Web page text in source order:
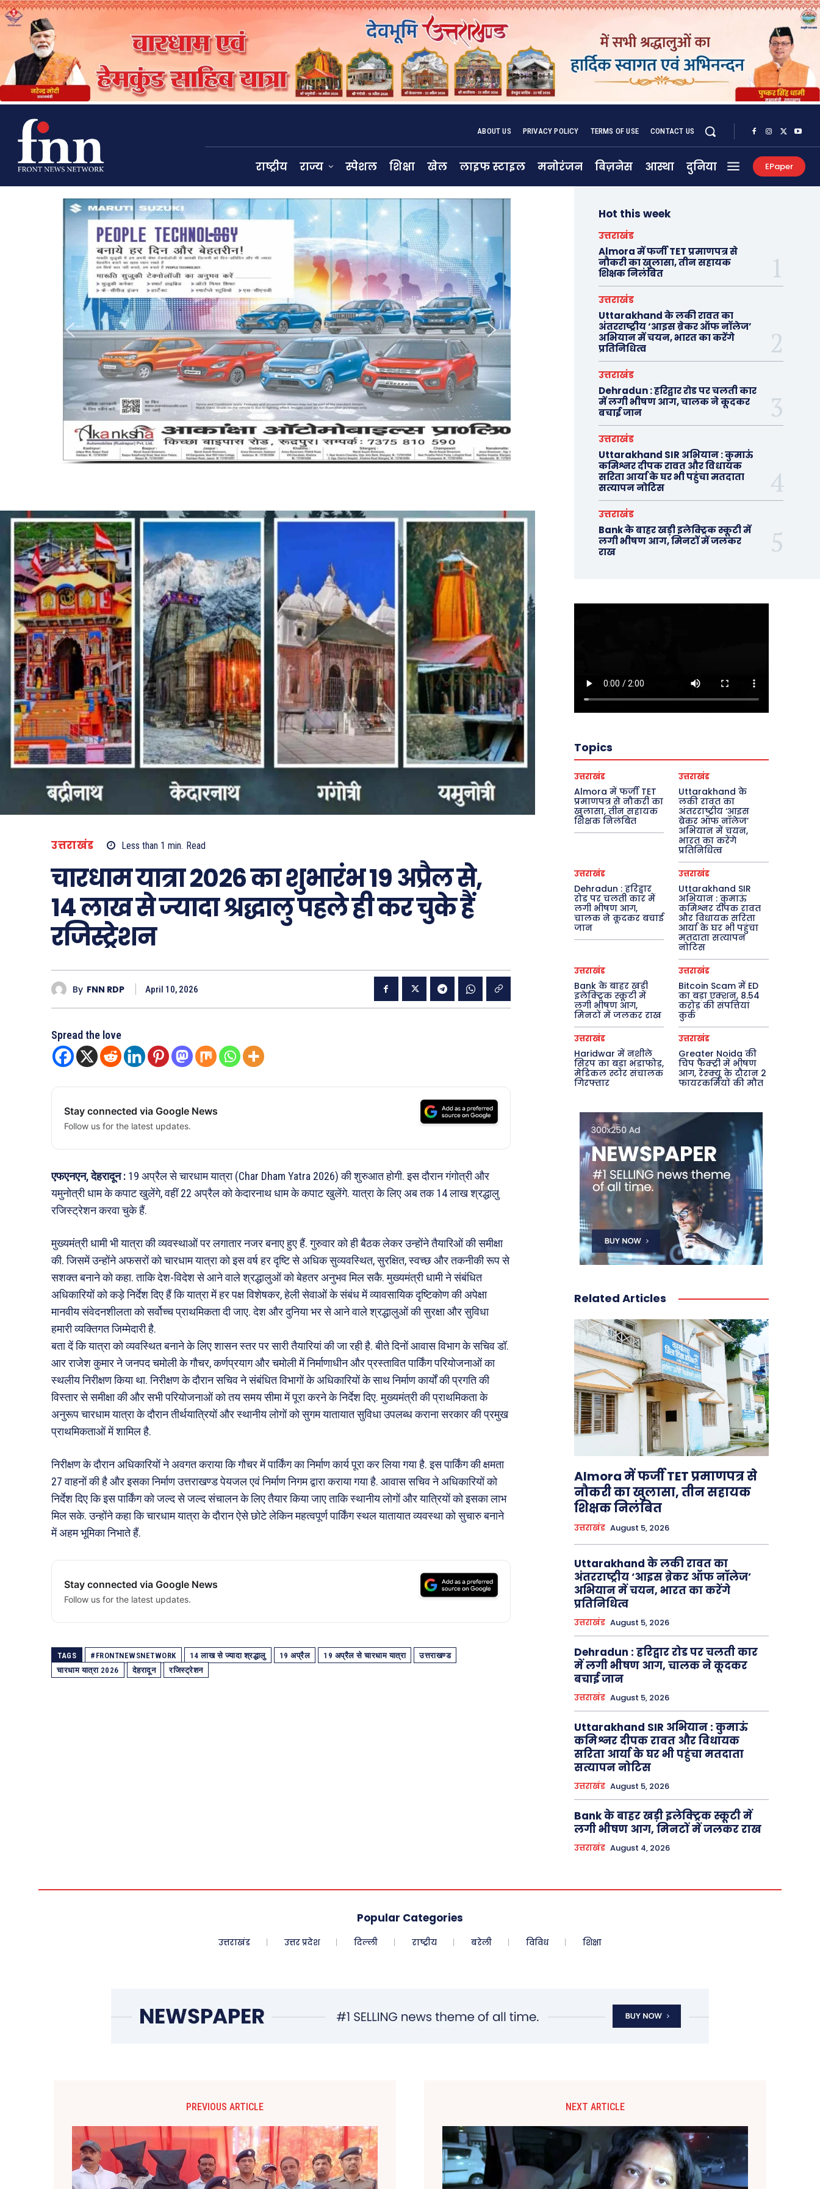
ABOUT US PRIVACY POLICY TERMS OF USE CONTACT US
राष्ट्रीय राज्य स्पेशल शिक्षा खेल लाइफ स्टाइल मनोरंजन बिज़नेस आस्था दुनिया EPaper
उत्तराखंड Less than 1 min. Read
चारधाम यात्रा 2026 का शुभारंभ 19 अप्रैल से,
14 लाख से ज्यादा श्रद्धालु पहले ही कर चुके हैं
रजिस्ट्रेशन
By FNN RDP April 10, 2026
Spread the love
Stay connected via Google News
Follow us for the latest updates.
एफएनएन, देहरादून : 19 अप्रैल से चारधाम यात्रा (Char Dham Yatra 2026) की शुरुआत होगी. इस दौरान गंगोत्री और
यमुनोत्री धाम के कपाट खुलेंगे, वहीं 22 अप्रैल को केदारनाथ धाम के कपाट खुलेंगे. यात्रा के लिए अब तक 14 लाख श्रद्धालु
रजिस्ट्रेशन करवा चुके हैं.
मुख्यमंत्री धामी भी यात्रा की व्यवस्थाओं पर लगातार नजर बनाए हुए हैं. गुरुवार को ही बैठक लेकर उन्होंने तैयारिओं की समीक्षा
की. जिसमें उन्होंने अफसरों को चारधाम यात्रा को इस वर्ष हर दृष्टि से अधिक सुव्यवस्थित, सुरक्षित, स्वच्छ और तकनीकी रूप से
सशक्त बनाने को कहा. ताकि देश-विदेश से आने वाले श्रद्धालुओं को बेहतर अनुभव मिल सकै. मुख्यमंत्री धामी ने संबंधित
अधिकारियों को कड़े निर्देश दिए हैं कि यात्रा में हर पक्ष विशेषकर, हेली सेवाओं के संबंध में व्यावसायिक दृष्टिकोण की अपेक्षा
मानवीय संवेदनशीलता को सर्वोच्च प्राथमिकता दी जाए. देश और दुनिया भर से आने वाले श्रद्धालुओं की सुरक्षा और सुविधा
हमारी व्यक्तिगत जिम्मेदारी है.
बता दें कि यात्रा को व्यवस्थित बनाने के लिए शासन स्तर पर सारी तैयारियां की जा रही है. बीते दिनों आवास विभाग के सचिव डॉ.
आर राजेश कुमार ने जनपद चमोली के गौचर, कर्णप्रयाग और चमोली में निर्माणाधीन और प्रस्तावित पार्किंग परियोजनाओं का
स्थलीय निरीक्षण किया था. निरीक्षण के दौरान सचिव ने संबंधित विभागों के अधिकारियों के साथ निर्माण कार्यों की प्रगति की
विस्तार से समीक्षा की और सभी परियोजनाओं को तय समय सीमा में पूरा करने के निर्देश दिए. मुख्यमंत्री की प्राथमिकता के
अनुरूप चारधाम यात्रा के दौरान तीर्थयात्रियों और स्थानीय लोगों को सुगम यातायात सुविधा उपलब्ध कराना सरकार की प्रमुख
प्राथमिकताओं में शामिल है.
निरीक्षण के दौरान अधिकारियों ने अवगत कराया कि गौचर में पार्किंग का निर्माण कार्य पूरा कर लिया गया है. इस पार्किंग की क्षमता
27 वाहनों की है और इसका निर्माण उत्तराखण्ड पेयजल एवं निर्माण निगम द्वारा कराया गया है. आवास सचिव ने अधिकारियों को
निर्देश दिए कि इस पार्किंग को जल्द से जल्द संचालन के लिए तैयार किया जाए ताकि स्थानीय लोगों और यात्रियों को इसका लाभ
मिल सके. उन्होंने कहा कि चारधाम यात्रा के दौरान ऐसे छोटे लेकिन महत्वपूर्ण पार्किंग स्थल यातायात व्यवस्था को सुचारु बनाने
में अहम भूमिका निभाते हैं.
Stay connected via Google News
Follow us for the latest updates.
TAGS #FRONTNEWSNETWORK 14 लाख से ज्यादा श्रद्धालु 19 अप्रैल 19 अप्रैल से चारधाम यात्रा
उत्तराखण्ड
चारधाम यात्रा 2026
देहरादून रजिस्ट्रेशन
Hot this week
उत्तराखंड
Almora में फर्जी TET प्रमाणपत्र से
नौकरी का खुलासा, तीन सहायक
शिक्षक निलंबित
उत्तराखंड
Uttarakhand के लकी रावत का
अंतरराष्ट्रीय ‘आइस ब्रेकर ऑफ नॉलेज’
अभियान में चयन, भारत का करेंगे
प्रतिनिधित्व
उत्तराखंड
Dehradun : हरिद्वार रोड पर चलती कार
में लगी भीषण आग, चालक ने कूदकर
बचाई जान
उत्तराखंड
Uttarakhand SIR अभियान : कुमाऊं
कमिश्नर दीपक रावत और विधायक
सरिता आर्या के घर भी पहुंचा मतदाता
सत्यापन नोटिस
उत्तराखंड
Bank के बाहर खड़ी इलेक्ट्रिक स्कूटी में
लगी भीषण आग, मिनटों में जलकर
राख
Topics
उत्तराखंड
Almora में फर्जी TET
प्रमाणपत्र से नौकरी का
खुलासा, तीन सहायक
शिक्षक निलंबित
उत्तराखंड
Uttarakhand के
लकी रावत का
अंतरराष्ट्रीय ‘आइस
ब्रेकर ऑफ नॉलेज’
अभियान में चयन,
भारत का करेंगे
प्रतिनिधित्व
उत्तराखंड
Dehradun : हरिद्वार
रोड पर चलती कार में
लगी भीषण आग,
चालक ने कूदकर बचाई
जान
उत्तराखंड
Uttarakhand SIR
अभियान : कुमाऊं
कमिश्नर दीपक रावत
और विधायक सरिता
आर्या के घर भी पहुंचा
मतदाता सत्यापन
नोटिस
उत्तराखंड
Bank के बाहर खड़ी
इलेक्ट्रिक स्कूटी में
लगी भीषण आग,
मिनटों में जलकर राख
उत्तराखंड
Bitcoin Scam में ED
का बड़ा एक्शन, 8.54
करोड़ की संपत्तियां
कुर्क
उत्तराखंड
Haridwar में नशीले
सिरप का बड़ा भंडाफोड़,
मेडिकल स्टोर संचालक
गिरफ्तार
उत्तराखंड
Greater Noida की
चिप फैक्ट्री में भीषण
आग, रेस्क्यू के दौरान 2
फायरकर्मियों की मौत
Related Articles
Almora में फर्जी TET प्रमाणपत्र से
नौकरी का खुलासा, तीन सहायक
शिक्षक निलंबित
उत्तराखंड August 5, 2026
Uttarakhand के लकी रावत का
अंतरराष्ट्रीय ‘आइस ब्रेकर ऑफ नॉलेज’
अभियान में चयन, भारत का करेंगे
प्रतिनिधित्व
उत्तराखंड August 5, 2026
Dehradun : हरिद्वार रोड पर चलती कार
में लगी भीषण आग, चालक ने कूदकर
बचाई जान
उत्तराखंड August 5, 2026
Uttarakhand SIR अभियान : कुमाऊं
कमिश्नर दीपक रावत और विधायक
सरिता आर्या के घर भी पहुंचा मतदाता
सत्यापन नोटिस
उत्तराखंड August 5, 2026
Bank के बाहर खड़ी इलेक्ट्रिक स्कूटी में
लगी भीषण आग, मिनटों में जलकर राख
उत्तराखंड August 4, 2026
Popular Categories
उत्तराखंड उत्तर प्रदेश दिल्ली राष्ट्रीय बरेली विविध शिक्षा
PREVIOUS ARTICLE NEXT ARTICLE